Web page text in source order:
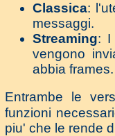
Classica:
messaggi.
Streaming: I
vengono
abbia frames.
Entrambe le
funzioni
piu' che le rende